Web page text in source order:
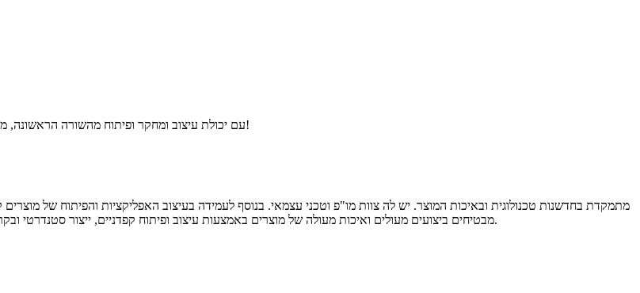
עם יכולת עיצוב ומחקר ופיתוח מהשורה הראשונה, מוצרים מעולים ושירות מתחשב, זה זכה להכרה על ידי לקוחות! צור ערך הזדמנויות ללקוחות!
אישית ושירותי תמיכה טכנית מקצועית. מוצרי בקרה חכמה של Kinseal מבטיחים ביצועים מעולים ואיכות מעולה של מוצרים באמצעות עיצוב ופיתוח קפדניים, ייצור סטנדרטי ובקרת איכות קפדנית.